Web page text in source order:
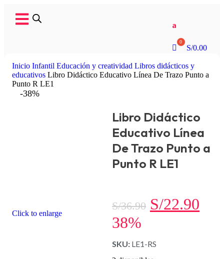
a
S/0.00
Inicio Infantil Educación y creatividad Libros didácticos y
educativos Libro Didáctico Educativo Línea De Trazo Punto a
Punto R LE1
-38%
Click to enlarge
Libro Didáctico
Educativo Línea
De Trazo Punto a
Punto R LE1
S/36.90 S/22.90
38%
SKU: LE1-RS